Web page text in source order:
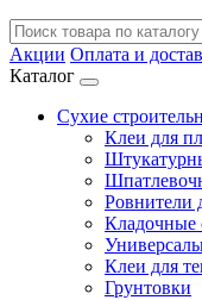
Акции Оплата и
Каталог
Сухие
Клеи для
Ровнители
Кладочные
Клеи для
Грунтовки